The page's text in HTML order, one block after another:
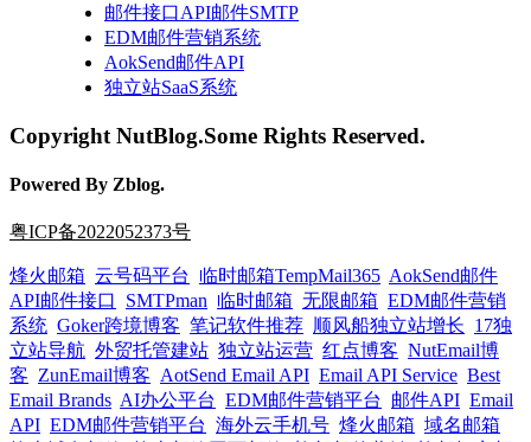
邮件接口API邮件SMTP
EDM邮件营销系统
AokSend邮件API
独立站SaaS系统
Copyright NutBlog.Some Rights Reserved.
Powered By Zblog.
粤ICP备2022052373号
烽火邮箱 云号码平台 临时邮箱TempMail365 AokSend邮件
API邮件接口
SMTPman 临时邮箱 无限邮箱 EDM邮件营销
系统 Goker跨境博客 笔记软件推荐 顺风船独立站增长 17独
立站导航 外贸托管建站 独立站运营 红点博客 NutEmail博
客 ZunEmail博客 AotSend Email API Email API Service Best
Email Brands AI办公平台 EDM邮件营销平台 邮件API Email
API EDM邮件营销平台 海外云手机号 烽火邮箱 域名邮箱